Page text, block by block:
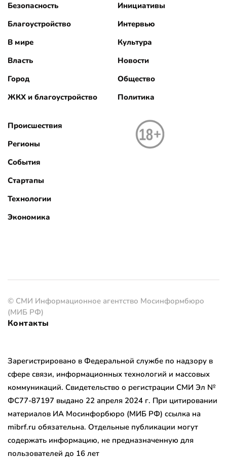
Безопасность
Благоустройство
В мире
Власть
Город
ЖКХ и благоустройство
Инициативы
Интервью
Культура
Новости
Общество
Политика
Происшествия
Регионы
События
Стартапы
Технологии
Экономика
© СМИ Информационное агентство Мосинформбюро
(МИБ РФ)
Контакты
Зарегистрировано в Федеральной службе по надзору в
сфере связи, информационных технологий и массовых
коммуникаций. Свидетельство о регистрации СМИ Эл №
ФС77-87197 выдано 22 апреля 2024 г. При цитировании
материалов ИА Мосинфорбюро (МИБ РФ) ссылка на
mibrf.ru обязательна. Отдельные публикации могут
содержать информацию, не предназначенную для
пользователей до 16 лет